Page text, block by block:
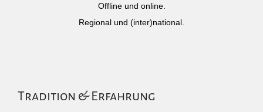
Offline und online.
Regional und (inter)national.
Tradition & Erfahrung